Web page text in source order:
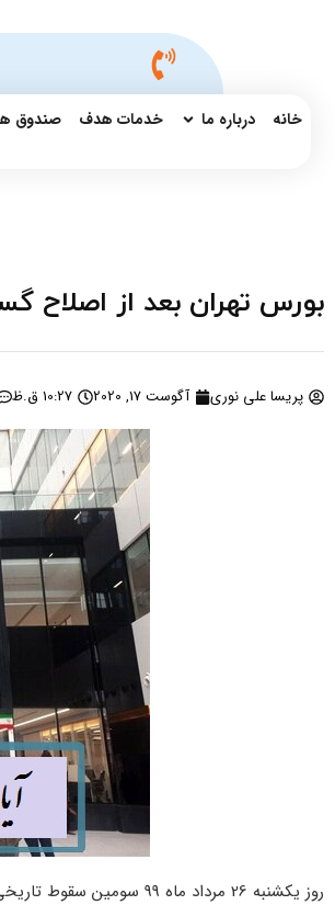
خانه درباره ما خدمات هدف صندوق
بورس تهران بعد از اصلاح
پریسا علی نوری آگوست 17, 2020 10:27 ق.ظ
روز یکشنبه 26 مرداد